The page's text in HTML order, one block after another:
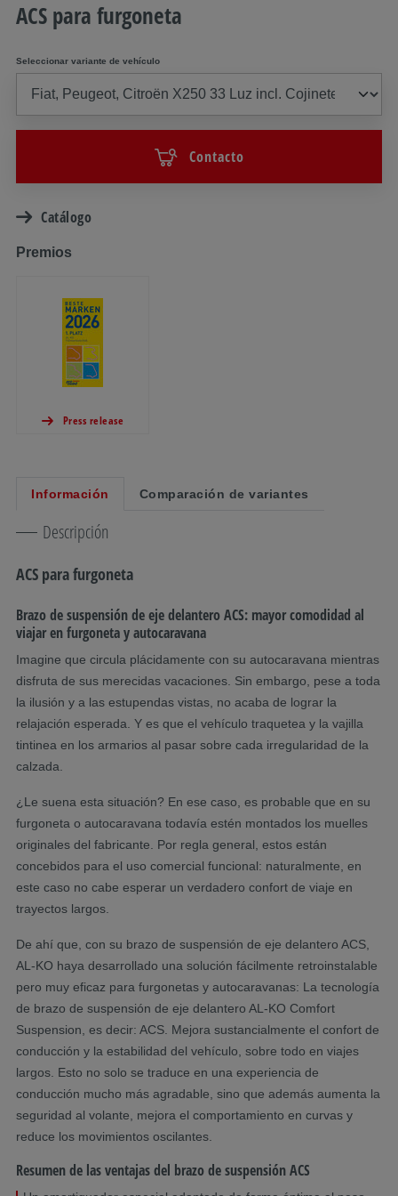
ACS para furgoneta
Seleccionar variante de vehículo
Contacto
Catálogo
Premios
Press release
Información Comparación de variantes
Descripción
ACS para furgoneta
Brazo de suspensión de eje delantero ACS: mayor comodidad al
viajar en furgoneta y autocaravana
Imagine que circula plácidamente con su autocaravana mientras
disfruta de sus merecidas vacaciones. Sin embargo, pese a toda
la ilusión y a las estupendas vistas, no acaba de lograr la
relajación esperada. Y es que el vehículo traquetea y la vajilla
tintinea en los armarios al pasar sobre cada irregularidad de la
calzada.
¿Le suena esta situación? En ese caso, es probable que en su
furgoneta o autocaravana todavía estén montados los muelles
originales del fabricante. Por regla general, estos están
concebidos para el uso comercial funcional: naturalmente, en
este caso no cabe esperar un verdadero confort de viaje en
trayectos largos.
De ahí que, con su brazo de suspensión de eje delantero ACS,
AL-KO haya desarrollado una solución fácilmente retroinstalable
pero muy eficaz para furgonetas y autocaravanas: La tecnología
de brazo de suspensión de eje delantero AL-KO Comfort
Suspension, es decir: ACS. Mejora sustancialmente el confort de
conducción y la estabilidad del vehículo, sobre todo en viajes
largos. Esto no solo se traduce en una experiencia de
conducción mucho más agradable, sino que además aumenta la
seguridad al volante, mejora el comportamiento en curvas y
reduce los movimientos oscilantes.
Resumen de las ventajas del brazo de suspensión ACS